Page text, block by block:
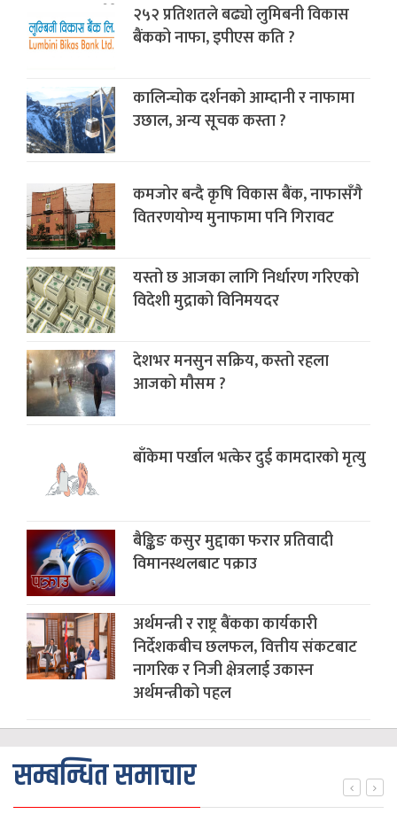
२५२ प्रतिशतले बढ्यो लुमिबनी विकास
बैंकको नाफा, इपीएस कति ?
कालिन्चोक दर्शनको आम्दानी र नाफामा
उछाल, अन्य सूचक कस्ता ?
कमजोर बन्दै कृषि विकास बैंक, नाफासँगै
वितरणयोग्य मुनाफामा पनि गिरावट
यस्तो छ आजका लागि निर्धारण गरिएको
विदेशी मुद्राको विनिमयदर
देशभर मनसुन सक्रिय, कस्तो रहला
आजको मौसम ?
बाँकेमा पर्खाल भत्केर दुई कामदारको मृत्यु
बैङ्किङ कसुर मुद्दाका फरार प्रतिवादी
विमानस्थलबाट पक्राउ
अर्थमन्त्री र राष्ट्र बैंकका कार्यकारी
निर्देशकबीच छलफल, वित्तीय संकटबाट
नागरिक र निजी क्षेत्रलाई उकास्न
अर्थमन्त्रीको पहल
सम्बन्धित समाचार